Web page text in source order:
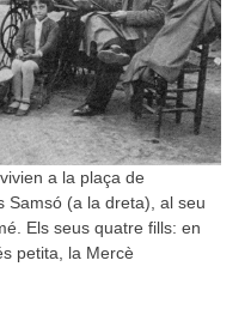
a la plaça de
Samsó (a la dreta), al seu
Els seus quatre fills: en
petita, la Mercè